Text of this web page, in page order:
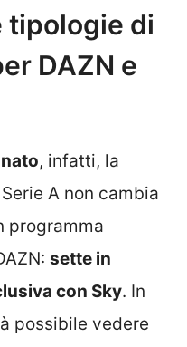
tipologie di
DAZN e
, infatti, la
A non cambia
programma
sette in
con Sky. In
possibile vedere